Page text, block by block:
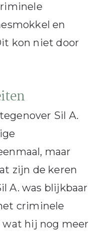
en
kon niet door
Sil A.
maar
zijn de keren
A. was blijkbaar
criminele
hij nog meer